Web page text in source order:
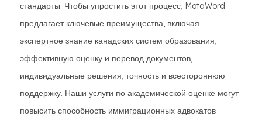
стандарты. Чтобы упростить этот процесс, MotaWord
предлагает ключевые преимущества, включая
экспертное знание канадских систем образования,
эффективную оценку и перевод документов,
индивидуальные решения, точность и всестороннюю
поддержку. Наши услуги по академической оценке могут
повысить способность иммиграционных адвокатов